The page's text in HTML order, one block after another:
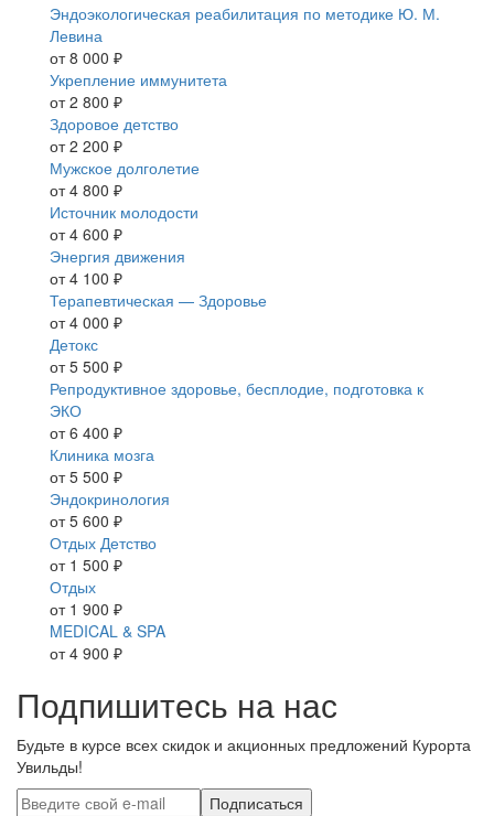
Эндоэкологическая реабилитация по методике Ю. М.
Левина
от 8 000 ₽
Укрепление иммунитета
от 2 800 ₽
Здоровое детство
от 2 200 ₽
Мужское долголетие
от 4 800 ₽
Источник молодости
от 4 600 ₽
Энергия движения
от 4 100 ₽
Терапевтическая — Здоровье
от 4 000 ₽
Детокс
от 5 500 ₽
Репродуктивное здоровье, бесплодие, подготовка к
ЭКО
от 6 400 ₽
Клиника мозга
от 5 500 ₽
Эндокринология
от 5 600 ₽
Отдых Детство
от 1 500 ₽
Отдых
от 1 900 ₽
MEDICAL & SPA
от 4 900 ₽
Подпишитесь на нас
Будьте в курсе всех скидок и акционных предложений Курорта
Увильды!